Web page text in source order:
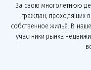
За свою многолетнюю
граждан, проходящих
собственное жильё. В
участники рынка